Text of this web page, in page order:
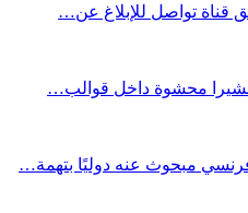
قناة تواصل للإبلاغ عن…
مبحوث عنه دوليًا بتهمة…